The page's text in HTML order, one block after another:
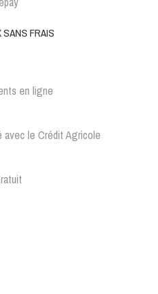
SANS FRAIS
en ligne
avec le Crédit Agricole